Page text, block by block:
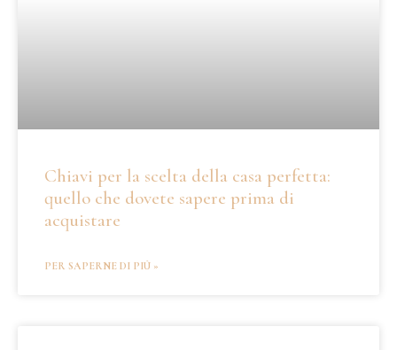
Chiavi per la scelta della casa perfetta:
quello che dovete sapere prima di
acquistare
PER SAPERNE DI PIÙ »